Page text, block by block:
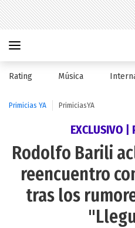
Rating Música
Primicias YA PrimiciasYA
EXCLUSIVO |
Rodolfo Barili
reencuentro
tras los